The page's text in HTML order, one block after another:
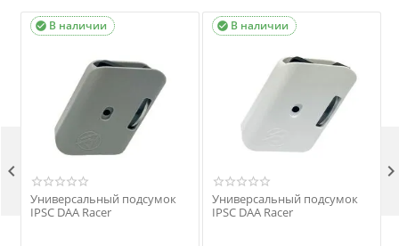
В наличии

Универсальный подсумок
IPSC DAA Racer
В наличии

Универсальный подсумок
IPSC DAA Racer
